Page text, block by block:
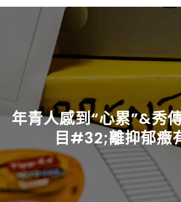
年青人感到“心累”&秀
目#32;離抑郁癥